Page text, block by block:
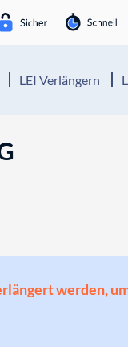
LEI Verlängern
werden,